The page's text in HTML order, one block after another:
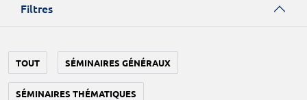
Filtres
TOUT SÉMINAIRES GÉNÉRAUX
SÉMINAIRES THÉMATIQUES